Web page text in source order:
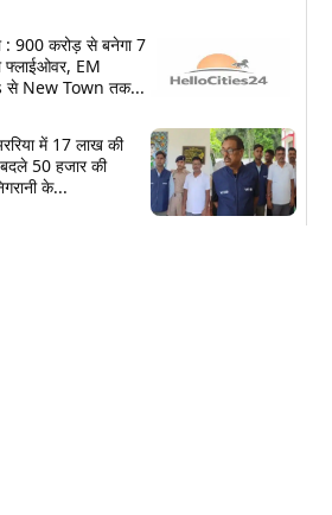
: 900 करोड़ से बनेगा 7
फ्लाईओवर, EM
से New Town तक...
में 17 लाख की
50 हजार की
के...